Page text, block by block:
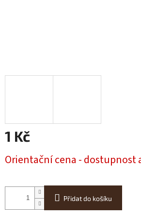
1 Kč
cena:
Orientační cena - dostupnost
Přidat do košíku